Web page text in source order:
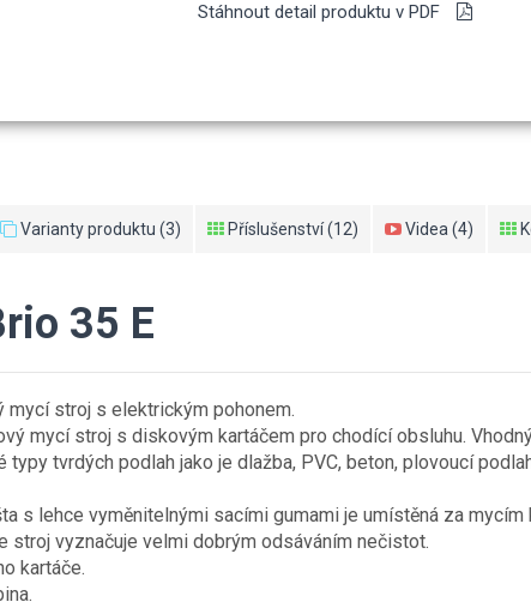
Stáhnout detail produktu v PDF
Varianty produktu (3) Příslušenství (12) Videa (4)
35 E
mycí stroj s elektrickým pohonem.
mycí stroj s diskovým kartáčem pro chodící obsluhu.
tvrdých podlah jako je dlažba, PVC, beton, plovoucí
s lehce vyměnitelnými sacími gumami je umístěná za mycím
stroj vyznačuje velmi dobrým odsáváním nečistot.
kartáče.